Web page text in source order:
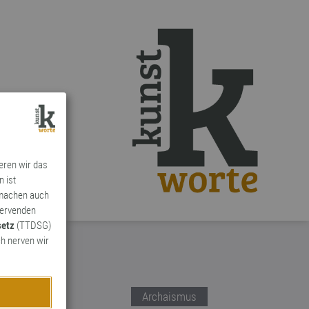
wir das
ist
auch
(TTDSG)
nerven wir
Archaismus